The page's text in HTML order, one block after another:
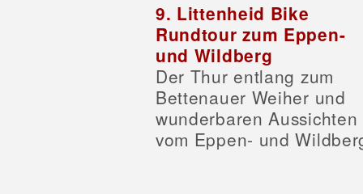
9. Littenheid Bike
Rundtour zum Eppen-
und Wildberg
Der Thur entlang zum
Bettenauer Weiher und
wunderbaren Aussichten
vom Eppen- und